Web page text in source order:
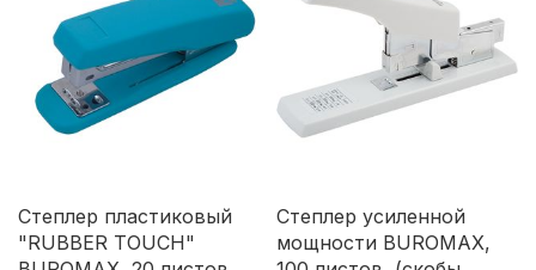
Степлер пластиковый
"RUBBER TOUCH"
Степлер усиленной
мощности BUROMAX,